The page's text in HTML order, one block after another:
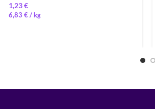
€
6,83 € /